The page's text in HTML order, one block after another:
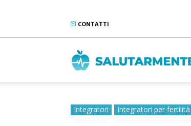
CONTATTI
Integratori Integratori per